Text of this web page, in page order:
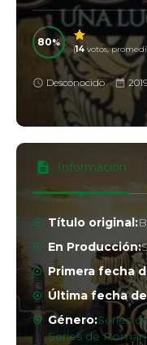
80
(14votos,
Desconocido
Información
Título original:
En Producción:
Primera fecha
Última fecha
Género:Series
Series de